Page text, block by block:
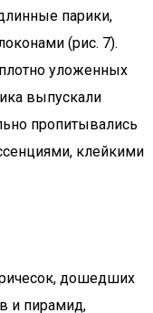
парики,
(рис. 7).
уложенных
выпускали
пропитывались
клейкими
дошедших
и пирамид,